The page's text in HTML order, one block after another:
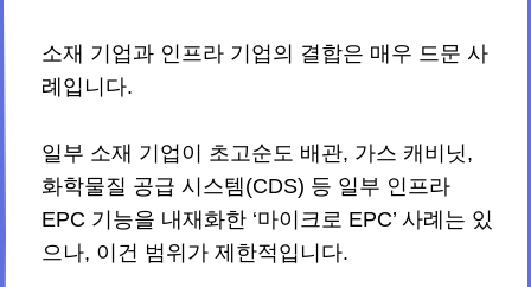
소재 기업과 인프라 기업의 결합은 매우 드문 사
례입니다.
일부 소재 기업이 초고순도 배관, 가스 캐비닛,
화학물질 공급 시스템(CDS) 등 일부 인프라
EPC 기능을 내재화한 ‘마이크로 EPC’ 사례는 있
으나, 이건 범위가 제한적입니다.